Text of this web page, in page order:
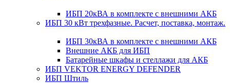
ИБП 20кВА в комплекте с внешними АКБ
ИБП 30 кВт трехфазные. Расчет, поставка, монтаж.
ИБП 30кВА в комплекте с внешними АКБ
Внешние АКБ для ИБП
Батарейные шкафы и стеллажи для АКБ
ИБП VEKTOR ENERGY DEFENDER
ИБП Штиль